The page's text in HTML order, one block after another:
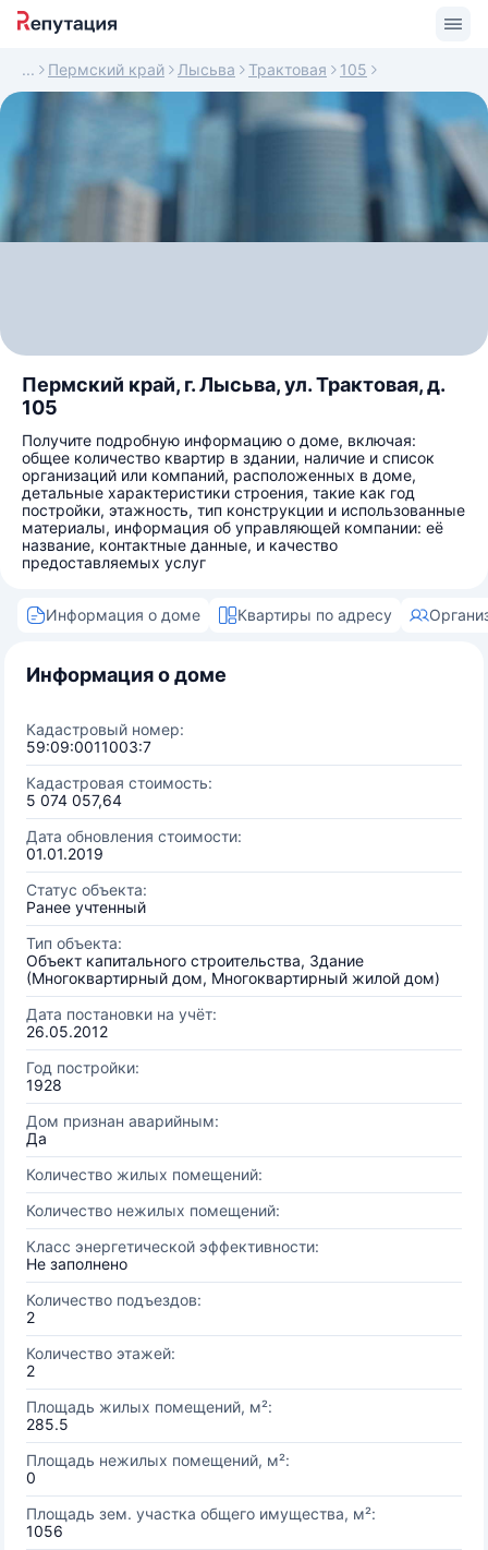
Пермский край Лысьва Трактовая 105
Пермский край, г. Лысьва, ул. Трактовая, д.
105
Получите подробную информацию о доме, включая:
общее количество квартир в здании, наличие и список
организаций или компаний, расположенных в доме,
детальные характеристики строения, такие как год
постройки, этажность, тип конструкции и использованные
материалы, информация об управляющей компании: её
название, контактные данные, и качество
предоставляемых услуг
Информация о доме Квартиры по адресу
Информация о доме
Кадастровый номер:
59:09:0011003:7
Кадастровая стоимость:
5 074 057,64
Дата обновления стоимости:
01.01.2019
Статус объекта:
Ранее учтенный
Тип объекта:
Объект капитального строительства, Здание
(Многоквартирный дом, Многоквартирный жилой дом)
Дата постановки на учёт:
26.05.2012
Год постройки:
1928
Дом признан аварийным:
Да
Количество жилых помещений:
Количество нежилых помещений:
Класс энергетической эффективности:
Не заполнено
Количество подъездов:
2
Количество этажей:
2
Площадь жилых помещений, м²:
285.5
Площадь нежилых помещений, м²:
0
Площадь зем. участка общего имущества, м²:
1056